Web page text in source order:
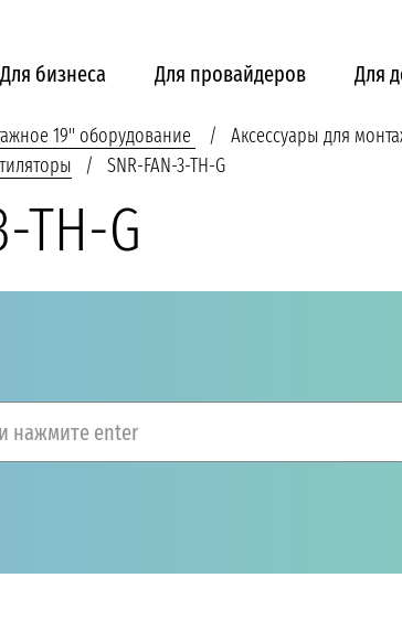
Для бизнеса Для провайдеров Для
19'' оборудование
Аксессуары для
SNR-FAN-3-TH-G
TH-G
нажмите enter